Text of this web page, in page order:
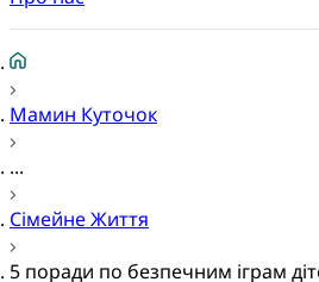
Мамин Куточок
...
Сімейне Життя
5 поради по безпечним іграм